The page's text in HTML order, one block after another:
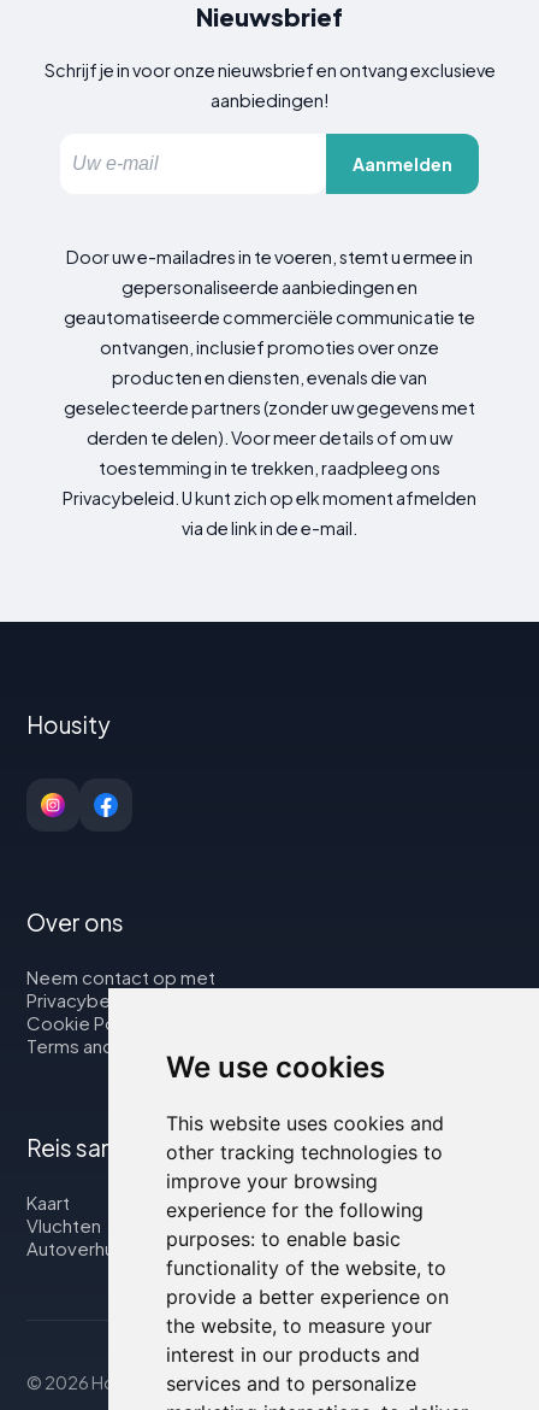
We use cookies
This website uses cookies and
other tracking technologies to
improve your browsing
experience for the following
purposes: to enable basic
functionality of the website, to
provide a better experience on
the website, to measure your
interest in our products and
services and to personalize
Nieuwsbrief
Schrijf je in voor onze nieuwsbrief en ontvang exclusieve
aanbiedingen!
Aanmelden
Door uw e-mailadres in te voeren, stemt u ermee in
gepersonaliseerde aanbiedingen en
geautomatiseerde commerciële communicatie te
ontvangen, inclusief promoties over onze
producten en diensten, evenals die van
geselecteerde partners (zonder uw gegevens met
derden te delen). Voor meer details of om uw
toestemming in te trekken, raadpleeg ons
Privacybeleid. U kunt zich op elk moment afmelden
via de link in de e-mail.
Housity
Over ons
Neem contact op met
Privacybeleid
Cookie Policy
Terms and Conditions
Reis samen met ons
Kaart
Vluchten
Autoverhuur
© 2026 Housity.net